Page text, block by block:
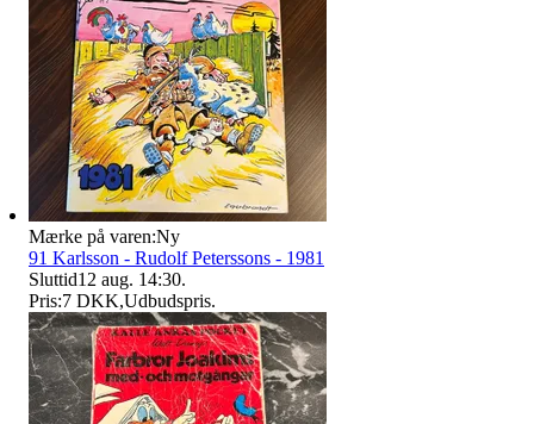
Mærke på varen:Ny
91 Karlsson - Rudolf Peterssons - 1981
Sluttid12 aug. 14:30.
Pris:7 DKK,Udbudspris.